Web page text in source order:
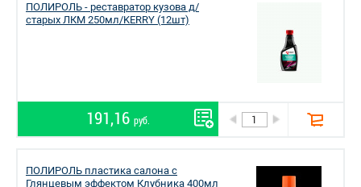
ПОЛИРОЛЬ - реставратор кузова д/
старых ЛКМ 250мл/KERRY (12шт)
191,16 руб.
ПОЛИРОЛЬ пластика салона с
Глянцевым эффектом Клубника 400мл